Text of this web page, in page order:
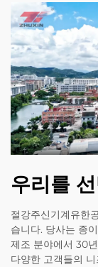
우리를
절강주신기계유한
습니다. 당사는 종
제조 분야에서 30
다양한 고객들의